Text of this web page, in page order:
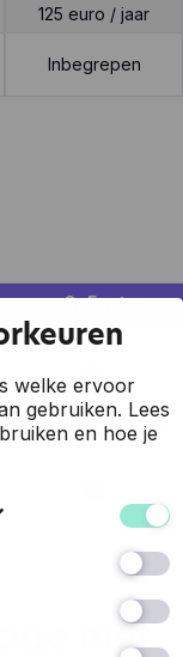
125 euro / jaar
Inbegrepen
OnFact
E-mail
Tijdens werkuren
met
welke ervoor
gebruiken. Lees
en hoe je
de
en de ervaring
u herkennen
uw
onthouden, en
deze cookies
u in het
u verkiest, of
hoe de